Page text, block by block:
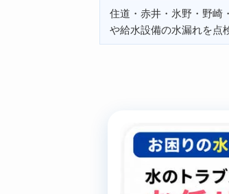
住道・赤井・氷野・野崎
や給水設備の水漏れを点